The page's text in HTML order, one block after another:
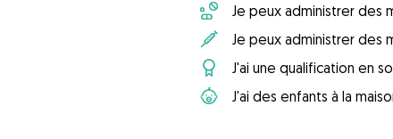
Je peux administrer des
Je peux administrer des
J'ai une qualification en
J'ai des enfants à la